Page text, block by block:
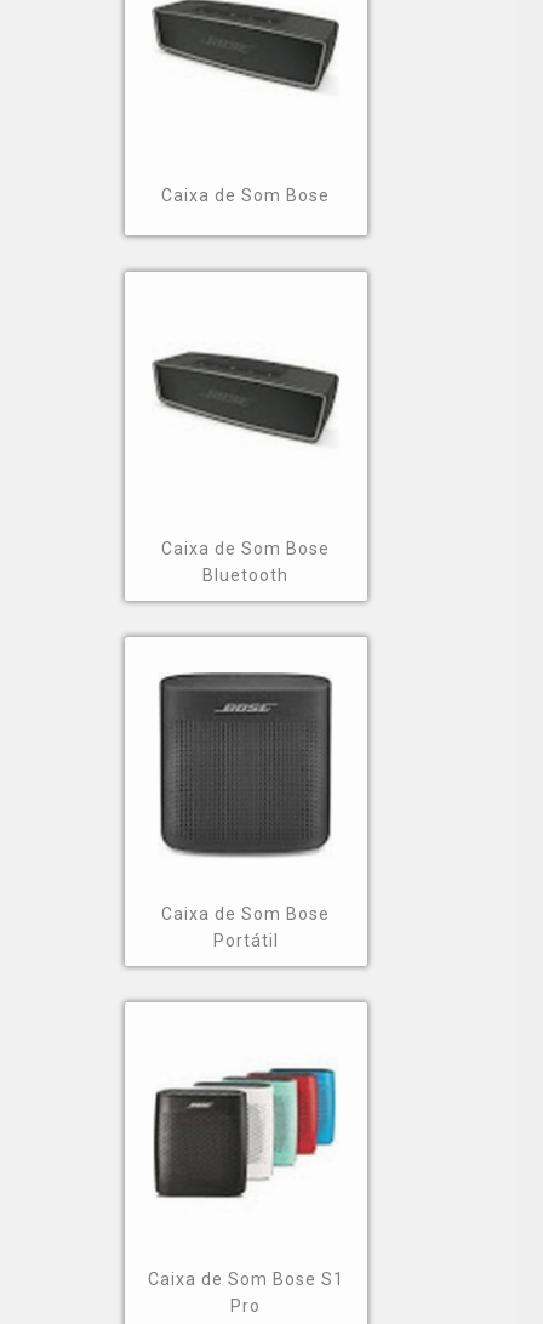
soluções do segmento. Conte com os profissionais
da organização!
Caixa de Som Bose
Caixa de Som Bose
Bluetooth
Caixa de Som Bose
Portátil
Caixa de Som Bose S1
Pro